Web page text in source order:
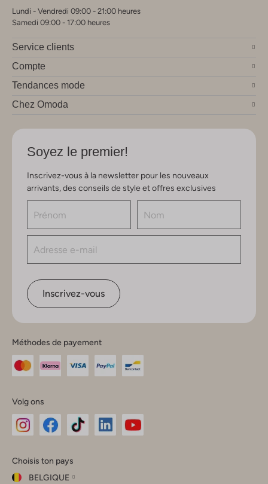
Lundi - Vendredi 09:00 - 21:00 heures
Samedi 09:00 - 17:00 heures
Service clients
Compte
Tendances mode
Chez Omoda
Soyez le premier!
Inscrivez-vous à la newsletter pour les nouveaux
arrivants, des conseils de style et offres exclusives
Inscrivez-vous
Méthodes de payement
Volg ons
Instagram
Facebook
TikTok
Choisis ton pays
BELGIQUE